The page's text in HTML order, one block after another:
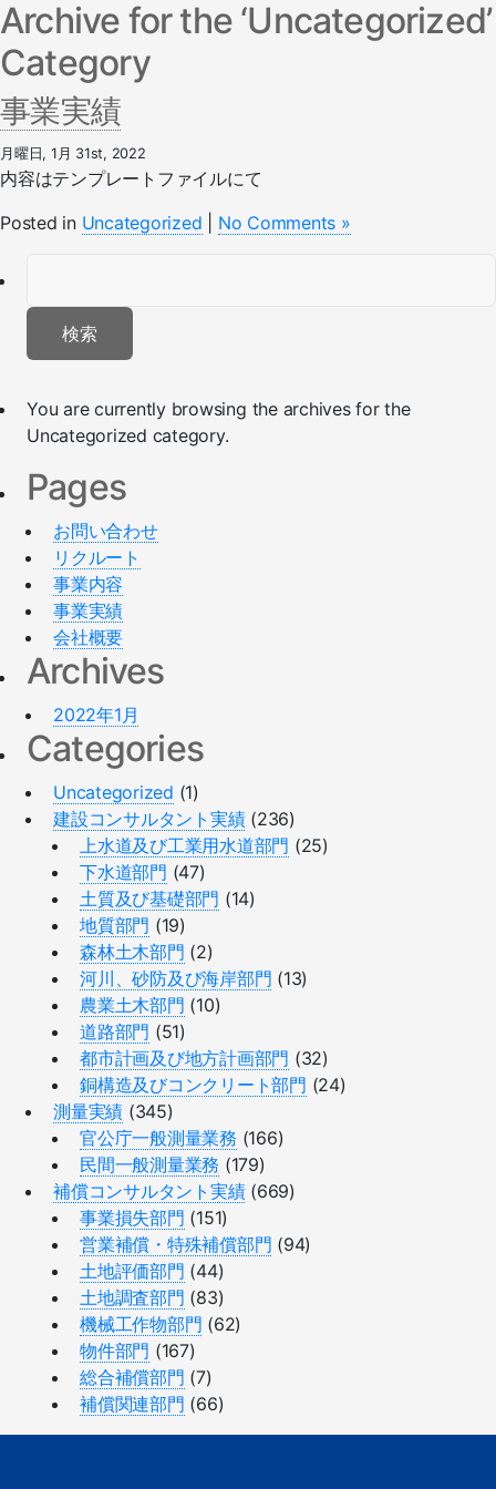
Archive for the ‘Uncategorized’
Category
事業実績
月曜日, 1月 31st, 2022
内容はテンプレートファイルにて
Posted in Uncategorized No Comments »
You are currently browsing the archives for the
Uncategorized category.
Pages
お問い合わせ
リクルート
事業内容
事業実績
会社概要
Archives
2022年1月
Categories
Uncategorized (1)
建設コンサルタント実績(236)
上水道及び工業用水道部門 (25)
下水道部門 (47)
土質及び基礎部門 (14)
地質部門 (19)
森林土木部門 (2)
河川、砂防及び海岸部門 (13)
農業土木部門 (10)
道路部門 (51)
都市計画及び地方計画部門 (32)
銅構造及びコンクリート部門 (24)
測量実績 (345)
官公庁一般測量業務 (166)
民間一般測量業務 (179)
補償コンサルタント実績(669)
事業損失部門 (151)
営業補償・特殊補償部門 (94)
土地評価部門 (44)
土地調査部門 (83)
機械工作物部門 (62)
物件部門 (167)
総合補償部門 (7)
補償関連部門 (66)